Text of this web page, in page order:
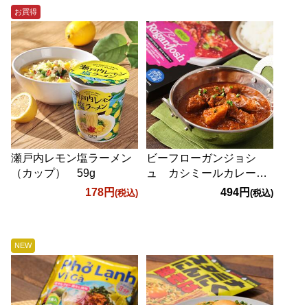
お買得
瀬戸内レモン塩ラーメン
（カップ） 59g
178円(税込)
ビーフローガンジョシ
ュ カシミールカレー
494円 (税込)
NEW